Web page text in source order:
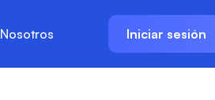
Nosotros Iniciar sesión